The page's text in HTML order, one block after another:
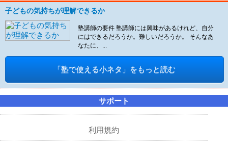
子どもの気持ちが理解できるか
塾講師の要件 塾講師には興味があるけれど、自分
にはできるだろうか。難しいだろうか。 そんなあ
なたに、...
「塾で使える小ネタ」をもっと読む
サポート
利用規約